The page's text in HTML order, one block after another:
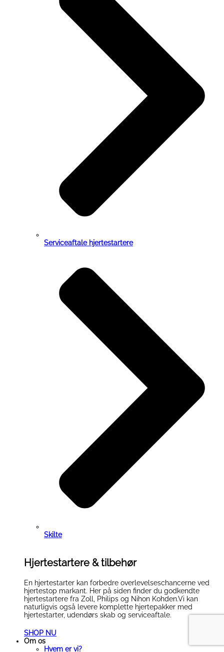
Serviceaftale hjertestartere
Skilte
Hjertestartere & tilbehør
En hjertestarter kan forbedre overlevelseschancerne ved
hjertestop markant. Her på siden finder du godkendte
hjertestartere fra Zoll, Philips og Nihon Kohden.Vi kan
naturligvis også levere komplette hjertepakker med
hjertestarter, udendørs skab og serviceaftale.
SHOP NU
Om os
Hvem er vi?